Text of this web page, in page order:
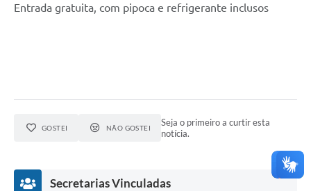
Entrada gratuita, com pipoca e refrigerante inclusos
GOSTEI NÃO GOSTEI
Seja o primeiro a curtir esta
notícia.
Secretarias Vinculadas